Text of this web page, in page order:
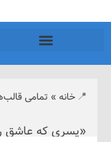
تمامی قالب‌ها»
که عاشق ریاضی